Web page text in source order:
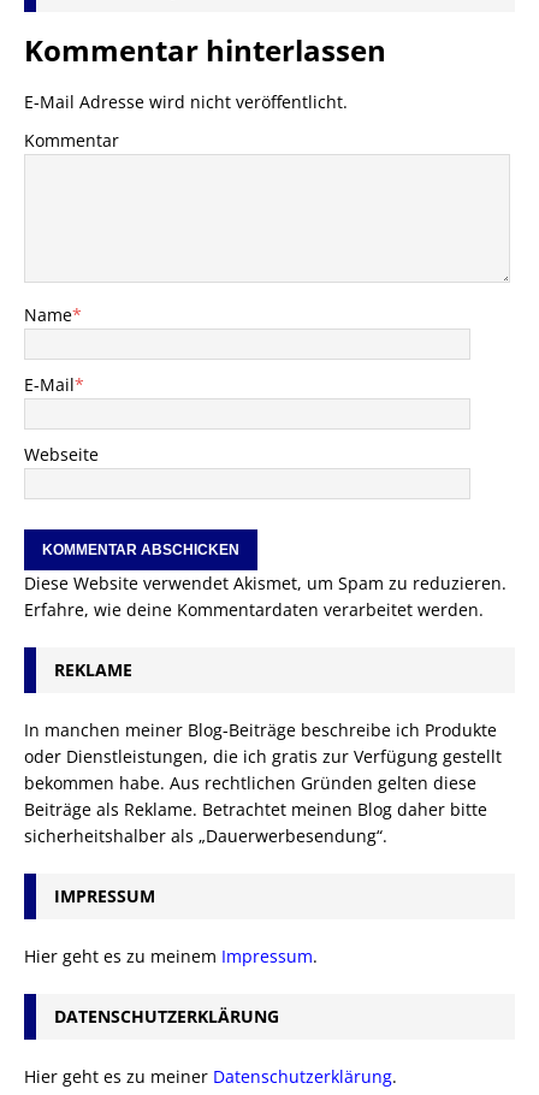
Kommentar hinterlassen
E-Mail Adresse wird nicht veröffentlicht.
Kommentar
Name*
E-Mail*
Webseite
Diese Website verwendet Akismet, um Spam zu reduzieren.
Erfahre, wie deine Kommentardaten verarbeitet werden.
REKLAME
In manchen meiner Blog-Beiträge beschreibe ich Produkte
oder Dienstleistungen, die ich gratis zur Verfügung gestellt
bekommen habe. Aus rechtlichen Gründen gelten diese
Beiträge als Reklame. Betrachtet meinen Blog daher bitte
sicherheitshalber als „Dauerwerbesendung“.
IMPRESSUM
Hier geht es zu meinem Impressum.
DATENSCHUTZERKLÄRUNG
Hier geht es zu meiner Datenschutzerklärung.